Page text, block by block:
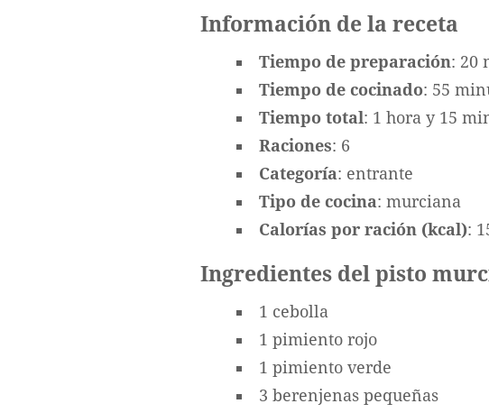
Información de la receta
Tiempo de preparación: 20
Tiempo de cocinado: 55
Tiempo total: 1 hora y 15
Raciones: 6
Categoría: entrante
Tipo de cocina: murciana
Calorías por ración (kcal):
Ingredientes del pisto
1 cebolla
1 pimiento rojo
1 pimiento verde
3 berenjenas pequeñas